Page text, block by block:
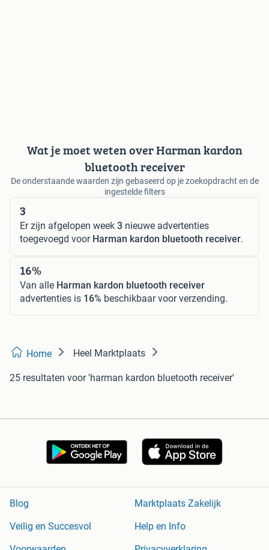
Wat je moet weten over Harman kardon
bluetooth receiver
De onderstaande waarden zijn gebaseerd op je zoekopdracht en de
ingestelde filters
3
Er zijn afgelopen week 3 nieuwe advertenties
toegevoegd voor Harman kardon bluetooth receiver.
16%
Van alle Harman kardon bluetooth receiver
advertenties is 16% beschikbaar voor verzending.
Home Heel Marktplaats
25 resultaten voor 'harman kardon bluetooth receiver'
Blog
Marktplaats Zakelijk
Veilig en Succesvol
Help en Info